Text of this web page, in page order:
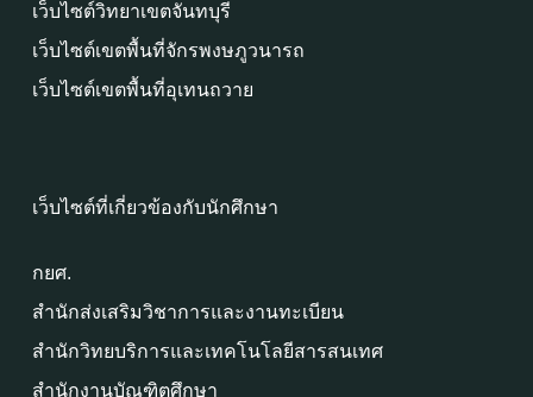
เว็บไซต์วิทยาเขตจันทบุรี
เว็บไซต์เขตพื้นที่จักรพงษภูวนารถ
เว็บไซต์เขตพื้นที่อุเทนถวาย
เว็บไซต์ที่เกี่ยวข้องกับนักศึกษา
กยศ.
สำนักส่งเสริมวิชาการและงานทะเบียน
สำนักวิทยบริการและเทคโนโลยีสารสนเทศ
สำนักงานบัณฑิตศึกษา